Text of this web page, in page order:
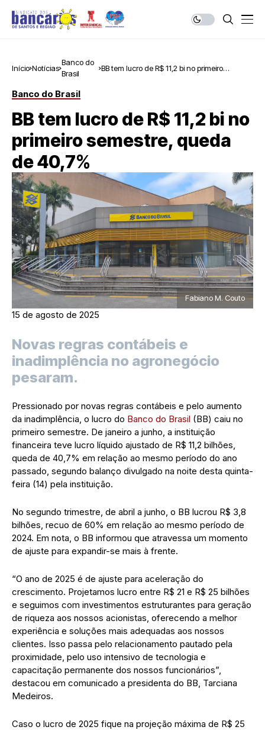
Início Notícias
Banco do
Brasil
BB tem lucro de R$ 11,2 bi no primeiro
Banco do Brasil
BB tem lucro de R$ 11,2 bi no
primeiro semestre, queda
de 40,7%
Fabiano M. Couto
15 de agosto de 2025
Novas regras contábeis e
inadimplência no agronegócio
pesaram.
Pressionado por novas regras contábeis e pelo aumento
da inadimplência, o lucro do Banco do Brasil (BB) caiu no
primeiro semestre. De janeiro a junho, a instituição
financeira teve lucro líquido ajustado de R$ 11,2 bilhões,
queda de 40,7% em relação ao mesmo período do ano
passado, segundo balanço divulgado na noite desta quinta-
feira (14) pela instituição.
No segundo trimestre, de abril a junho, o BB lucrou R$ 3,8
bilhões, recuo de 60% em relação ao mesmo período de
2024. Em nota, o BB informou que atravessa um momento
de ajuste para expandir-se mais à frente.
“O ano de 2025 é de ajuste para aceleração do
crescimento. Projetamos lucro entre R$ 21 e R$ 25 bilhões
e seguimos com investimentos estruturantes para geração
de riqueza aos nossos acionistas, oferecendo a melhor
experiência e soluções mais adequadas aos nossos
clientes. Isso passa pelo relacionamento pautado pela
proximidade, pelo uso intensivo de tecnologia e
capacitação permanente dos nossos funcionários”,
destacou em comunicado a presidenta do BB, Tarciana
Medeiros.
Caso o lucro de 2025 fique na projeção máxima de R$ 25